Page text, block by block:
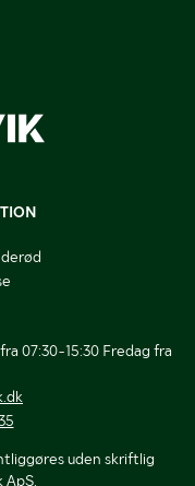
07:30-15:30 Fredag fra
uden skriftlig